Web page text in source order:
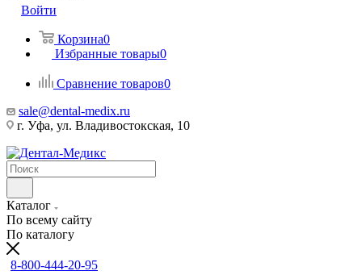
Войти
Корзина0
Избранные товары0
Сравнение товаров0
sale@dental-medix.ru
г. Уфа, ул. Владивостокская, 10
Каталог
По всему сайту
По каталогу
8-800-444-20-95